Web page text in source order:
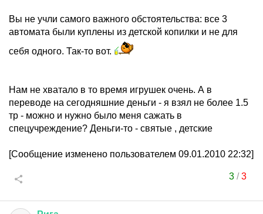
Вы не учли самого важного обстоятельства: все 3
автомата были куплены из детской копилки и не для
себя одного. Так-то вот.
Нам не хватало в то время игрушек очень. А в
переводе на сегодняшние деньги - я взял не более 1.5
тр - можно и нужно было меня сажать в
спецучреждение? Деньги-то - святые , детские
[Сообщение изменено пользователем 09.01.2010 22:32]
3/3